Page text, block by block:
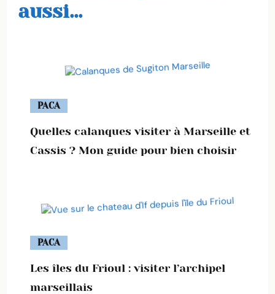
aussi...
PACA
Quelles calanques visiter à Marseille et
Cassis ? Mon guide pour bien choisir
PACA
Les îles du Frioul : visiter l’archipel
marseillais